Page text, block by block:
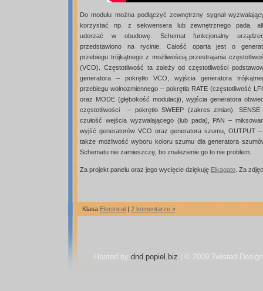
Do modułu można podłączyć zewnętrzny sygnał
korzystać np. z sekwensera lub zewnętrznego pada,
uderzać w obudowę. Schemat funkcjonalny
przedstawiono na rycinie. Całość oparta jest o
przebiegu trójkątnego z możliwością przestrajania
(VCO). Częstotliwość ta zależy od częstotliwości
generatora – pokrętło VCO, wyjścia generatora
przebiegu wolnozmiennego – pokrętła RATE (częstotliwość
oraz MODE (głębokość modulacji), wyjścia generatora
częstotliwości – pokrętło SWEEP (zakres zmian). SENSE
czułość wejścia wyzwalającego (lub pada), PAN –
wyjść generatorów VCO oraz generatora szumu, OUTPUT –
także możliwość wyboru koloru szumu dla generatora
Schematu nie zamieszczę, bo znalezienie go to nie problem.
Za projekt panelu oraz jego wycięcie dziękuję Elkagato . Za
Klasa Electrical | 2 komentarze »
Hosted by dnd.popiel.biz | © 2009 Twisted